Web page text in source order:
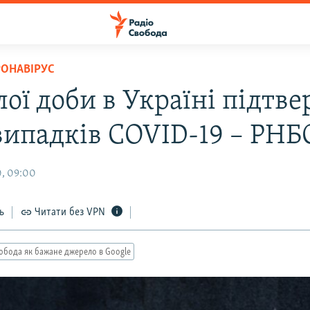
доби в Україні
COVID-19 –
09:00
Читати без VPN
як бажане джерело в Google